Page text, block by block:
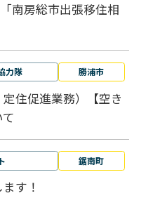
南房総市出張移住相
力隊 勝浦市
住促進業務）【空き
鋸南町
す！